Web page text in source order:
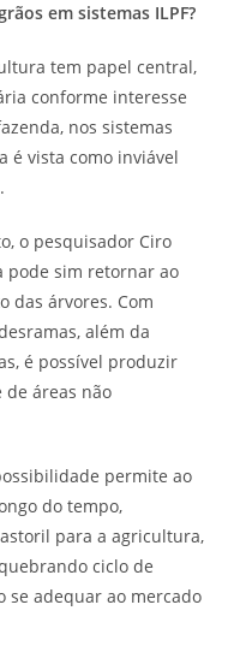
em sistemas ILPF?
tem papel central,
conforme interesse
nos sistemas
é vista como inviável
o pesquisador Ciro
pode sim retornar ao
das árvores. Com
além da
é possível produzir
áreas não
permite ao
do tempo,
para a agricultura,
ciclo de
se adequar ao mercado